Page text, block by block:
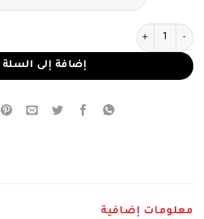
كمية فستان خطوبة وردي طويل مرصع بالترتر
إضافة إلى السلة
معلومات إضافية